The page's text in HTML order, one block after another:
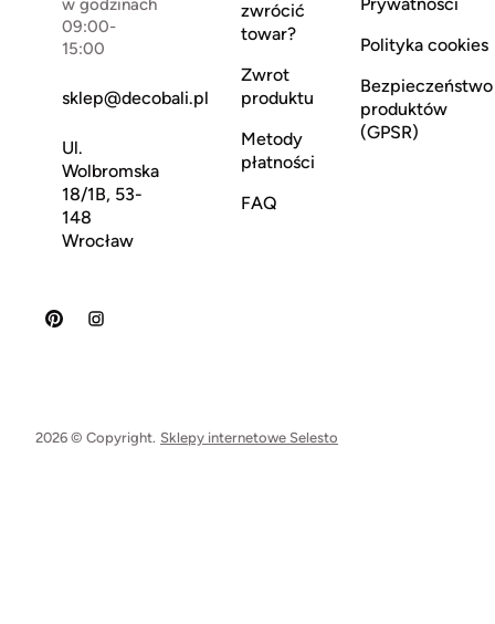
w godzinach
09:00-
15:00
sklep@decobali.pl
Ul.
Wolbromska
18/1B, 53-
148
Wrocław
zwrócić
towar?
Zwrot
produktu
Metody
płatności
FAQ
Prywatności
Polityka cookies
Bezpieczeństwo
produktów
(GPSR)
2026 © Copyright. Sklepy internetowe Selesto